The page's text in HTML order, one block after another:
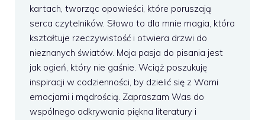
kartach, tworząc opowieści, które poruszają
serca czytelników. Słowo to dla mnie magia, która
kształtuje rzeczywistość i otwiera drzwi do
nieznanych światów. Moja pasja do pisania jest
jak ogień, który nie gaśnie. Wciąż poszukuję
inspiracji w codzienności, by dzielić się z Wami
emocjami i mądrością. Zapraszam Was do
wspólnego odkrywania piękna literatury i